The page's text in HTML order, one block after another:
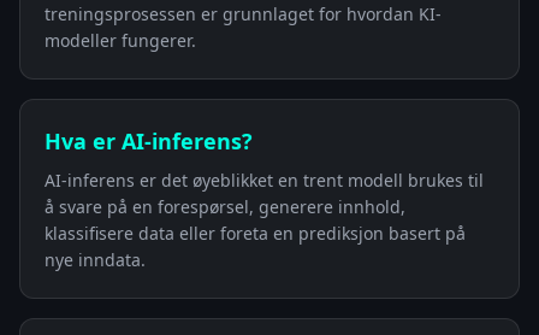
treningsprosessen er grunnlaget for hvordan KI-
modeller fungerer.
Hva er AI-inferens?
AI-inferens er det øyeblikket en trent modell brukes til
å svare på en forespørsel, generere innhold,
klassifisere data eller foreta en prediksjon basert på
nye inndata.